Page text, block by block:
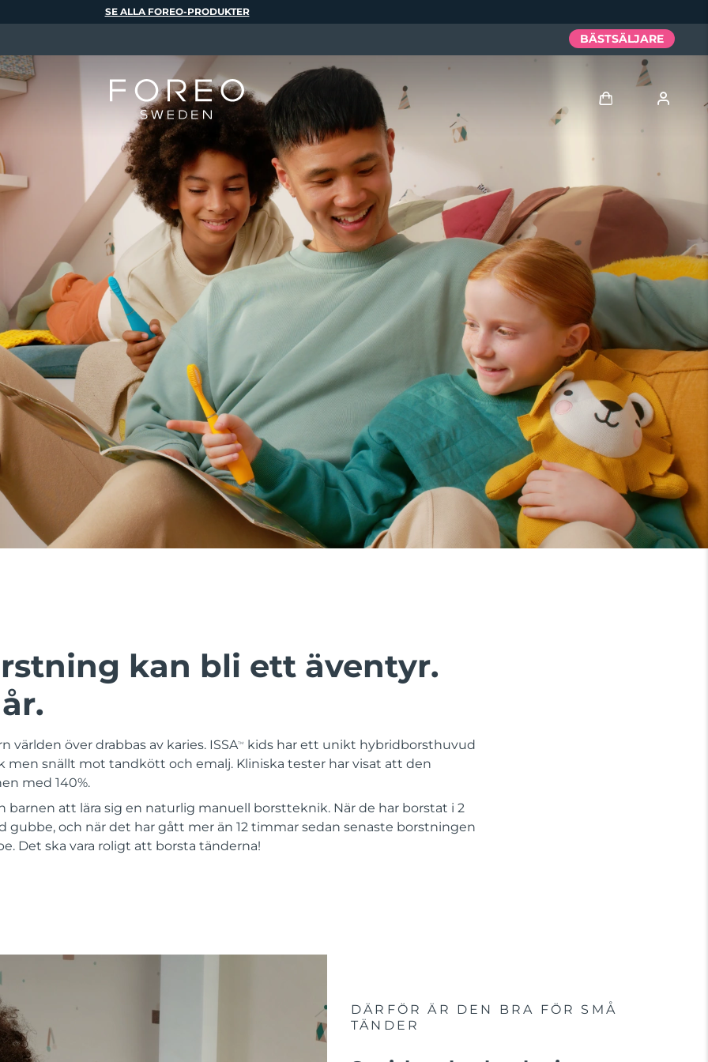
kan bli ett äventyr.
världen över drabbas av karies. ISSATM
kids har ett unikt hybridborsthuvud
men snällt mot tandkött och emalj. Kliniska tester har visat att den
med 140%.
barnen att lära sig en naturlig manuell borstteknik. När de har borstat i 2
gubbe, och när det har gått mer än 12 timmar sedan senaste borstningen
Det ska vara roligt att borsta tänderna!
DÄRFÖR ÄR DEN BRA FÖR SMÅ
TÄNDER
SE ALLA FOREO-PRODUKTER
BÄSTSÄLJARE
Användarprofil
Mina enheter
Mina beställningar
Mina adresser
Mina prenumerationer